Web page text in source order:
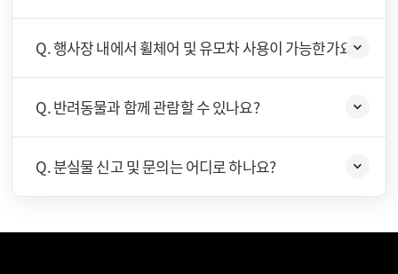
Q. 행사장 내에서 휠체어 및 유모차 사용이 가능한가요?
Q. 반려동물과 함께 관람할 수 있나요?
Q. 분실물 신고 및 문의는 어디로 하나요?